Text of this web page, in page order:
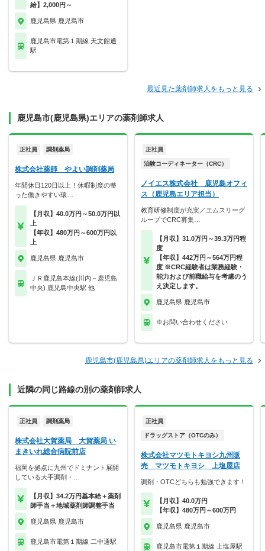
給】2,000円～
鹿児島県 鹿児島市
鹿児島市電第１期線 天文館通
駅
最近見た薬剤師求人をもっと見る
鹿児島市(鹿児島県)エリアの薬剤師求人
正社員 調剤薬局
株式会社薬師 やよい調剤薬局
年間休日120日以上！休暇制度の整
った働きやすい環…
【月収】40.0万円～50.0万円以
上
【年収】480万円～600万円以
上
鹿児島県 鹿児島市
ＪＲ鹿児島本線(川内－鹿児島
中央) 鹿児島中央駅 他
正社員
治験コーディネーター（CRC）
ノイエス株式会社 鹿児島オフィ
ス（鹿児島エリア担当）
教育研修制度が充実／エムスリーグ
ループでCRC募集…
【月収】31.0万円～39.3万円程
度
【年収】442万円～564万円程
度 ※CRC経験者は業務経験・
能力および前職給与を考慮のう
え決定します。
鹿児島県 鹿児島市
※お問い合わせください
鹿児島市(鹿児島県)エリアの薬剤師求人をもっと見る
近隣の同じ路線の別の薬剤師求人
正社員 調剤薬局
株式会社大賀薬局 大賀薬局 い
まきいれ総合病院前店
福岡を拠点に九州でドミナント展開
している大手調剤・…
【月収】34.2万円基本給＋薬剤
師手当＋地域薬剤師調整手当
鹿児島県 鹿児島市
鹿児島市電第１期線 二中通駅
正社員
ドラッグストア（OTCのみ）
株式会社マツモトキヨシ九州販
売 マツモトキヨシ 上塩屋店
調剤・OTCどちらも勉強できます！
【月収】40.0万円
【年収】480万円～600万円
鹿児島県 鹿児島市
鹿児島市電第１期線 上塩屋駅